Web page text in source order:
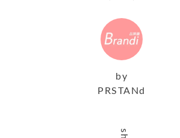
by
PRSTANd